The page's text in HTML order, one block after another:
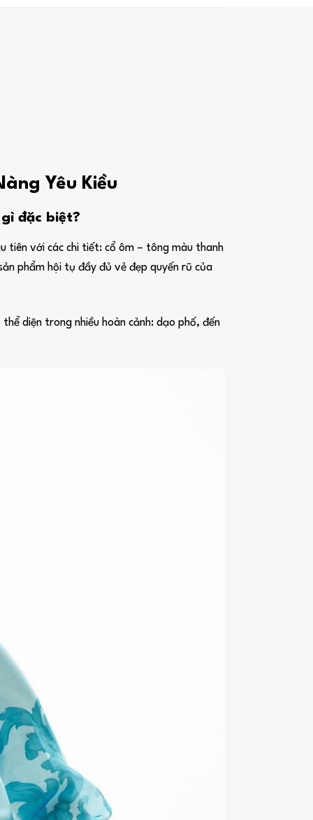
Yêu Kiều
đặc biệt?
tiên với các chi tiết: cổ ôm – tông màu thanh
phẩm hội tụ đầy đủ vẻ đẹp quyến rũ của
diện trong nhiều hoàn cảnh: dạo phố, đến